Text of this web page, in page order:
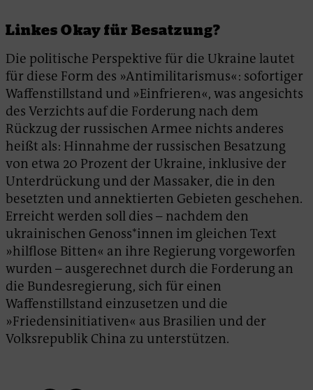
Linkes Okay für Besatzung?
Die politische Perspektive für die Ukraine lautet
für diese Form des »Antimilitarismus«: sofortiger
Waffenstillstand und »Einfrieren«, was angesichts
des Verzichts auf die Forderung nach dem
Rückzug der russischen Armee nichts anderes
heißt als: Hinnahme der russischen Besatzung
von etwa 20 Prozent der Ukraine, inklusive der
Unterdrückung und der Massaker, die in den
besetzten und annektierten Gebieten geschehen.
Erreicht werden soll dies – nachdem den
ukrainischen Genoss*innen im gleichen Text
»hilflose Bitten« an ihre Regierung vorgeworfen
wurden – ausgerechnet durch die Forderung an
die Bundesregierung, sich für einen
Waffenstillstand einzusetzen und die
»Friedensinitiativen« aus Brasilien und der
Volksrepublik China zu unterstützen.